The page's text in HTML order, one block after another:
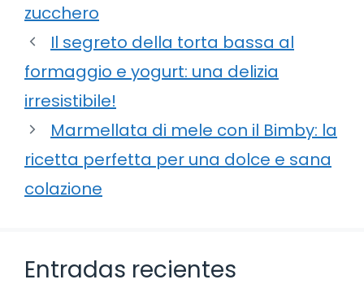
zucchero
Il segreto della torta bassa al
formaggio e yogurt: una delizia
irresistibile!
Marmellata di mele con il Bimby: la
ricetta perfetta per una dolce e sana
colazione
Entradas recientes